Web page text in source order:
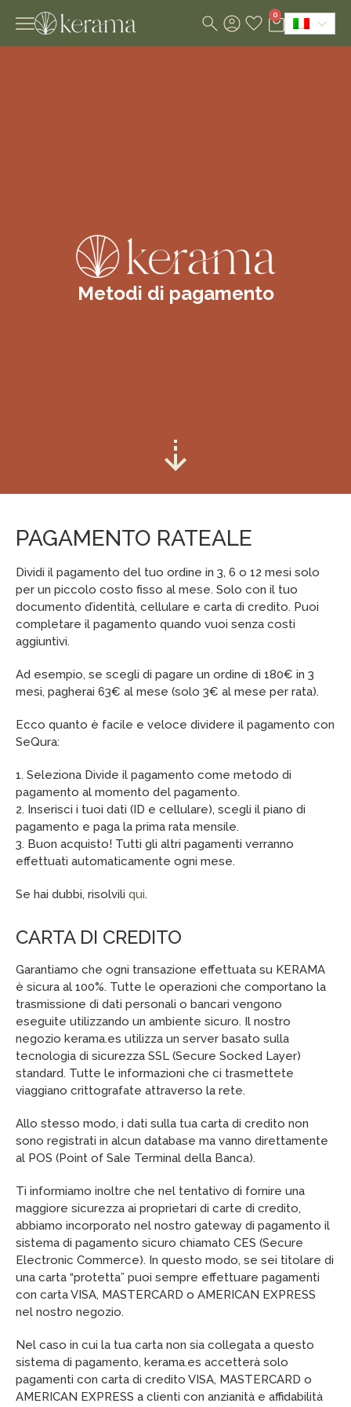
0
Metodi di pagamento
PAGAMENTO RATEALE
Dividi il pagamento del tuo ordine in 3, 6 o 12 mesi solo
per un piccolo costo fisso al mese. Solo con il tuo
documento d’identità, cellulare e carta di credito. Puoi
completare il pagamento quando vuoi senza costi
aggiuntivi.
Ad esempio, se scegli di pagare un ordine di 180€ in 3
mesi, pagherai 63€ al mese (solo 3€ al mese per rata).
Ecco quanto è facile e veloce dividere il pagamento con
SeQura:
1. Seleziona Divide il pagamento come metodo di
pagamento al momento del pagamento.
2. Inserisci i tuoi dati (ID e cellulare), scegli il piano di
pagamento e paga la prima rata mensile.
3. Buon acquisto! Tutti gli altri pagamenti verranno
effettuati automaticamente ogni mese.
Se hai dubbi, risolvili qui.
CARTA DI CREDITO
Garantiamo che ogni transazione effettuata su KERAMA
è sicura al 100%. Tutte le operazioni che comportano la
trasmissione di dati personali o bancari vengono
eseguite utilizzando un ambiente sicuro. Il nostro
negozio kerama.es utilizza un server basato sulla
tecnologia di sicurezza SSL (Secure Socked Layer)
standard. Tutte le informazioni che ci trasmettete
viaggiano crittografate attraverso la rete.
Allo stesso modo, i dati sulla tua carta di credito non
sono registrati in alcun database ma vanno direttamente
al POS (Point of Sale Terminal della Banca).
Ti informiamo inoltre che nel tentativo di fornire una
maggiore sicurezza ai proprietari di carte di credito,
abbiamo incorporato nel nostro gateway di pagamento il
sistema di pagamento sicuro chiamato CES (Secure
Electronic Commerce). In questo modo, se sei titolare di
una carta “protetta” puoi sempre effettuare pagamenti
con carta VISA, MASTERCARD o AMERICAN EXPRESS
nel nostro negozio.
Nel caso in cui la tua carta non sia collegata a questo
sistema di pagamento, kerama.es accetterà solo
pagamenti con carta di credito VISA, MASTERCARD o
AMERICAN EXPRESS a clienti con anzianità e affidabilità